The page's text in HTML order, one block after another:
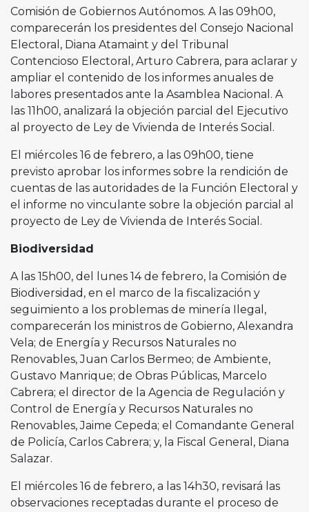
Comisión de Gobiernos Autónomos. A las 09h00,
comparecerán los presidentes del Consejo Nacional
Electoral, Diana Atamaint y del Tribunal
Contencioso Electoral, Arturo Cabrera, para aclarar y
ampliar el contenido de los informes anuales de
labores presentados ante la Asamblea Nacional. A
las 11h00, analizará la objeción parcial del Ejecutivo
al proyecto de Ley de Vivienda de Interés Social.
El miércoles 16 de febrero, a las 09h00, tiene
previsto aprobar los informes sobre la rendición de
cuentas de las autoridades de la Función Electoral y
el informe no vinculante sobre la objeción parcial al
proyecto de Ley de Vivienda de Interés Social.
Biodiversidad
A las 15h00, del lunes 14 de febrero, la Comisión de
Biodiversidad, en el marco de la fiscalización y
seguimiento a los problemas de minería Ilegal,
comparecerán los ministros de Gobierno, Alexandra
Vela; de Energía y Recursos Naturales no
Renovables, Juan Carlos Bermeo; de Ambiente,
Gustavo Manrique; de Obras Públicas, Marcelo
Cabrera; el director de la Agencia de Regulación y
Control de Energía y Recursos Naturales no
Renovables, Jaime Cepeda; el Comandante General
de Policía, Carlos Cabrera; y, la Fiscal General, Diana
Salazar.
El miércoles 16 de febrero, a las 14h30, revisará las
observaciones receptadas durante el proceso de